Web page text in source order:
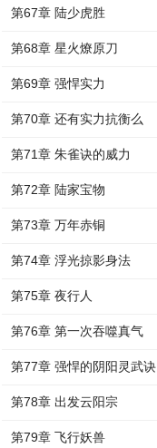
第67章 陆少虎胜
第68章 星火燎原刀
第69章 强悍实力
第70章 还有实力抗衡么
第71章 朱雀诀的威力
第72章 陆家宝物
第73章 万年赤铜
第74章 浮光掠影身法
第75章 夜行人
第76章 第一次吞噬真气
第77章 强悍的阴阳灵武诀
第78章 出发云阳宗
第79章 飞行妖兽